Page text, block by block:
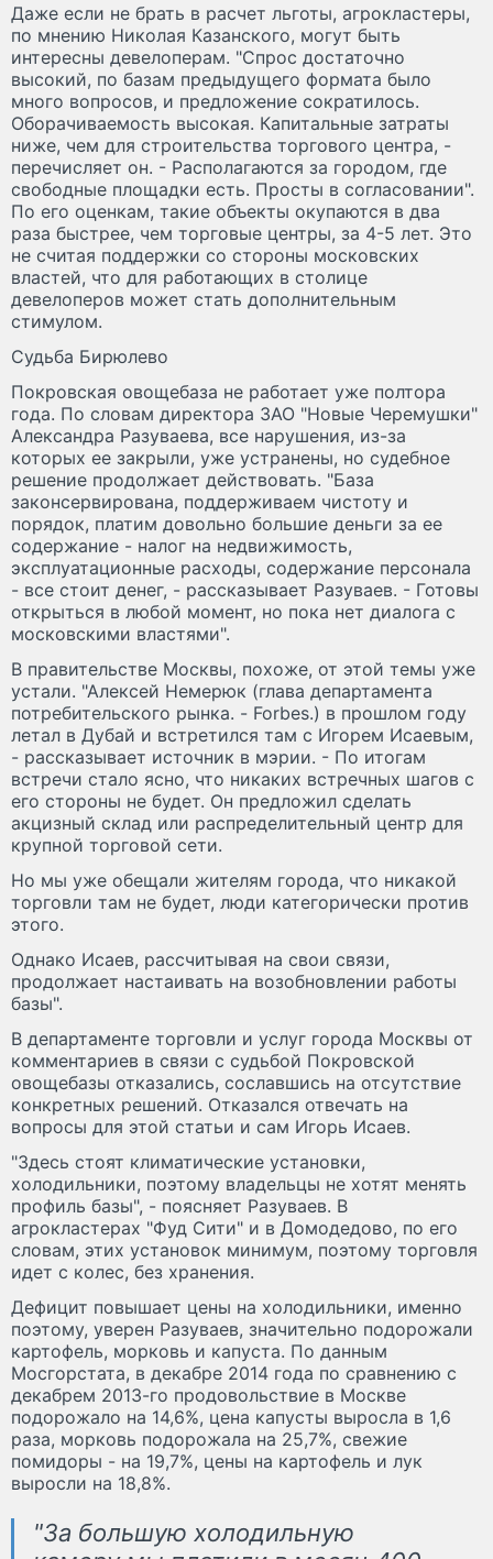
Даже если не брать в расчет льготы, агрокластеры,
по мнению Николая Казанского, могут быть
интересны девелоперам. "Спрос достаточно
высокий, по базам предыдущего формата было
много вопросов, и предложение сократилось.
Оборачиваемость высокая. Капитальные затраты
ниже, чем для строительства торгового центра, -
перечисляет он. - Располагаются за городом, где
свободные площадки есть. Просты в согласовании".
По его оценкам, такие объекты окупаются в два
раза быстрее, чем торговые центры, за 4-5 лет. Это
не считая поддержки со стороны московских
властей, что для работающих в столице
девелоперов может стать дополнительным
стимулом.
Судьба Бирюлево
Покровская овощебаза не работает уже полтора
года. По словам директора ЗАО "Новые Черемушки"
Александра Разуваева, все нарушения, из-за
которых ее закрыли, уже устранены, но судебное
решение продолжает действовать. "База
законсервирована, поддерживаем чистоту и
порядок, платим довольно большие деньги за ее
содержание - налог на недвижимость,
эксплуатационные расходы, содержание персонала
- все стоит денег, - рассказывает Разуваев. - Готовы
открыться в любой момент, но пока нет диалога с
московскими властями".
В правительстве Москвы, похоже, от этой темы уже
устали. "Алексей Немерюк (глава департамента
потребительского рынка. - Forbes.) в прошлом году
летал в Дубай и встретился там с Игорем Исаевым,
- рассказывает источник в мэрии. - По итогам
встречи стало ясно, что никаких встречных шагов с
его стороны не будет. Он предложил сделать
акцизный склад или распределительный центр для
крупной торговой сети.
Но мы уже обещали жителям города, что никакой
торговли там не будет, люди категорически против
этого.
Однако Исаев, рассчитывая на свои связи,
продолжает настаивать на возобновлении работы
базы".
В департаменте торговли и услуг города Москвы от
комментариев в связи с судьбой Покровской
овощебазы отказались, сославшись на отсутствие
конкретных решений. Отказался отвечать на
вопросы для этой статьи и сам Игорь Исаев.
"Здесь стоят климатические установки,
холодильники, поэтому владельцы не хотят менять
профиль базы", - поясняет Разуваев. В
агрокластерах "Фуд Сити" и в Домодедово, по его
словам, этих установок минимум, поэтому торговля
идет с колес, без хранения.
Дефицит повышает цены на холодильники, именно
поэтому, уверен Разуваев, значительно подорожали
картофель, морковь и капуста. По данным
Мосгорстата, в декабре 2014 года по сравнению с
декабрем 2013-го продовольствие в Москве
подорожало на 14,6%, цена капусты выросла в 1,6
раза, морковь подорожала на 25,7%, свежие
помидоры - на 19,7%, цены на картофель и лук
выросли на 18,8%.
"За большую холодильную